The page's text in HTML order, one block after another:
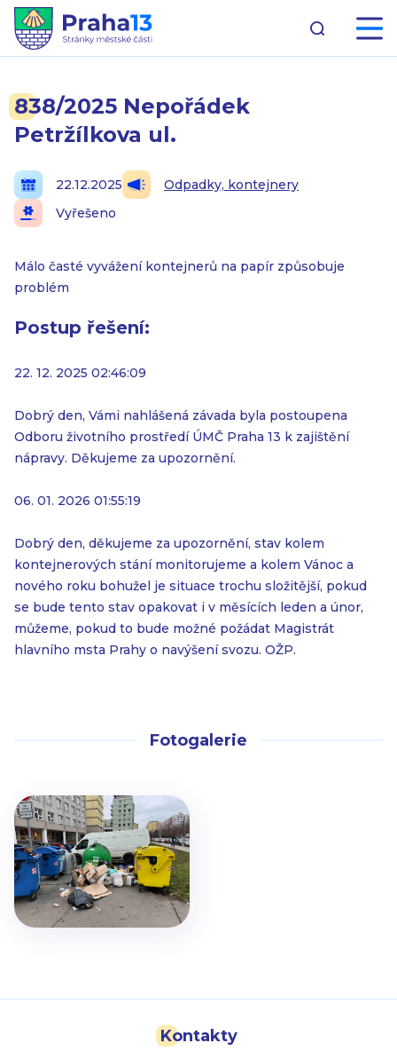
838/2025 Nepořádek
Petržílkova ul.
22.12.2025
Odpadky, kontejnery
Vyřešeno
Málo časté vyvážení kontejnerů na papír způsobuje
problém
Postup řešení:
22. 12. 2025 02:46:09
Dobrý den, Vámi nahlášená závada byla postoupena
Odboru životního prostředí ÚMČ Praha 13 k zajištění
nápravy. Děkujeme za upozornění.
06. 01. 2026 01:55:19
Dobrý den, děkujeme za upozornění, stav kolem
kontejnerových stání monitorujeme a kolem Vánoc a
nového roku bohužel je situace trochu složitější, pokud
se bude tento stav opakovat i v měsících leden a únor,
můžeme, pokud to bude možné požádat Magistrát
hlavního msta Prahy o navýšení svozu. OŽP.
Fotogalerie
Kontakty